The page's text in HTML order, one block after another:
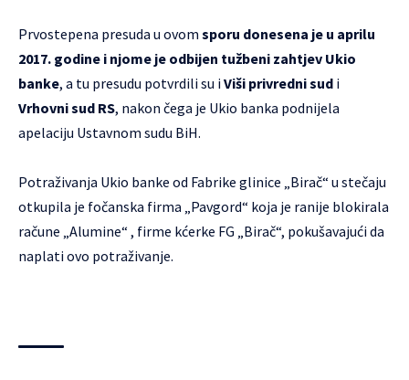
Prvostepena presuda u ovom sporu donesena je u aprilu
2017. godine i njome je odbijen tužbeni zahtjev Ukio
banke, a tu presudu potvrdili su iViši privredni sud i
Vrhovni sud RS, nakon čega je Ukio banka podnijela
apelaciju Ustavnom sudu BiH.
Potraživanja Ukio banke od Fabrike glinice „Birač“ u stečaju
otkupila je fočanska firma „Pavgord“ koja je ranije blokirala
račune „Alumine“ , firme kćerke FG „Birač“, pokušavajući da
naplati ovo potraživanje.